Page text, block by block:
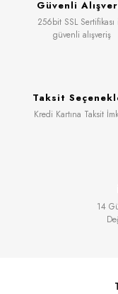
Güvenli
256bit SSL Sertifikası
güvenli alışveriş
Taksit
Kredi Kartına Taksit
14